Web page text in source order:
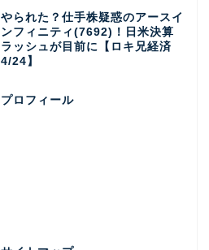
やられた？仕手株疑惑のアースイ
ンフィニティ(7692)！日米決算
ラッシュが目前に【ロキ兄経済
4/24】
プロフィール